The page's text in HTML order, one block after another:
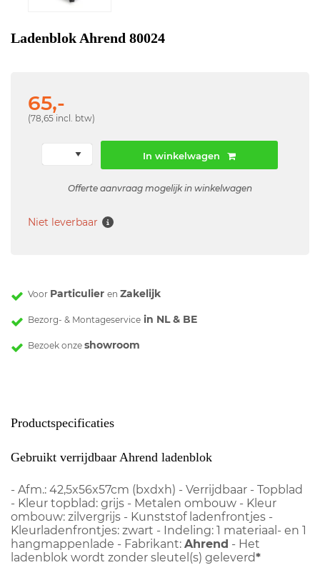
Ladenblok Ahrend 80024
65,-
(78,65 incl. btw)
In winkelwagen
Offerte aanvraag mogelijk in winkelwagen
Niet leverbaar
Voor Particulier en Zakelijk
Bezorg- & Montageservice in NL & BE
Bezoek onze showroom
Productspecificaties
Gebruikt verrijdbaar Ahrend ladenblok
- Afm.: 42,5x56x57cm (bxdxh) - Verrijdbaar - Topblad
- Kleur topblad: grijs - Metalen ombouw - Kleur
ombouw: zilvergrijs - Kunststof ladenfrontjes -
Kleurladenfrontjes: zwart - Indeling: 1 materiaal- en 1
hangmappenlade - Fabrikant: Ahrend - Het
ladenblok wordt zonder sleutel(s) geleverd*